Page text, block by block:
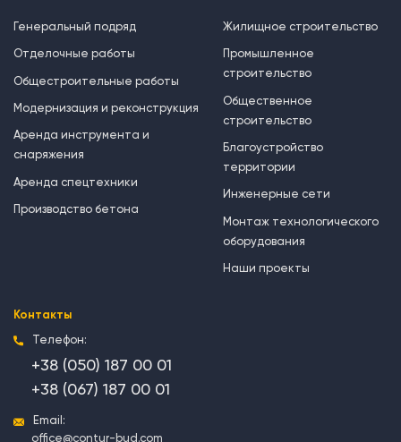
Генеральный подряд
Отделочные работы
Общестроительные работы
Модернизация и реконструкция
Аренда инструмента и
снаряжения
Аренда спецтехники
Производство бетона
Жилищное строительство
Промышленное
строительство
Общественное
строительство
Благоустройство
территории
Инженерные сети
Монтаж технологического
оборудования
Наши проекты
Контакты
Телефон:
+38 (050) 187 00 01
+38 (067) 187 00 01
Email:
office@contur-bud.com